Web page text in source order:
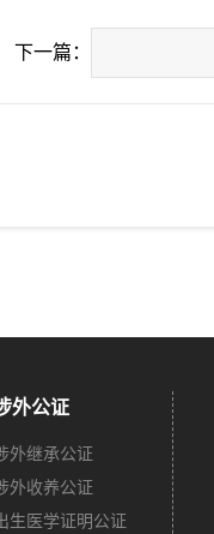
下一篇：
外公证
外继承公证
外收养公证
生医学证明公证